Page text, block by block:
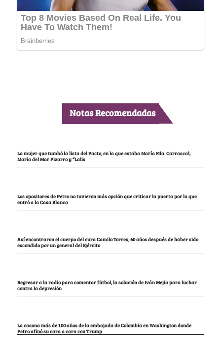
Notas Recomendadas
La mujer que tumbó la lista del Pacto, en la que estaba María Fda. Carrascal,
María del Mar Pizarro y “Lalis
Los opositores de Petro no tuvieron más opción que criticar la puerta por la que
entró a la Casa Blanca
Así encontraron el cuerpo del cura Camilo Torres, 60 años después de haber sido
escondido por un general del Ejército
Regresar a la radio para comentar fútbol, la solución de Iván Mejía para luchar
contra la depresión
La casona más de 100 años de la embajada de Colombia en Washington donde
Petro afinó su cara a cara con Trump